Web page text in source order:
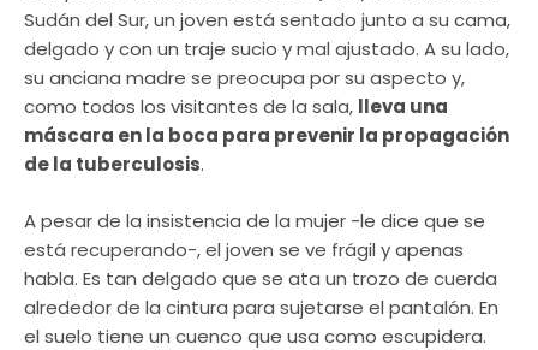
Sudán del Sur, un joven está sentado junto a su cama,
delgado y con un traje sucio y mal ajustado. A su lado,
su anciana madre se preocupa por su aspecto y,
como todos los visitantes de la sala, lleva una
máscara en la boca para prevenir la propagación
de la tuberculosis.
A pesar de la insistencia de la mujer -le dice que se
está recuperando-, el joven se ve frágil y apenas
habla. Es tan delgado que se ata un trozo de cuerda
alrededor de la cintura para sujetarse el pantalón. En
el suelo tiene un cuenco que usa como escupidera.